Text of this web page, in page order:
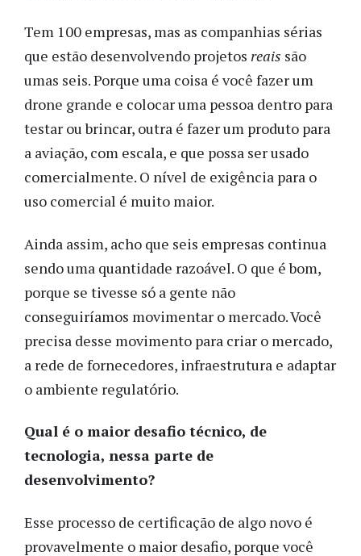
Tem 100 empresas, mas as companhias sérias
que estão desenvolvendo projetos reais são
umas seis. Porque uma coisa é você fazer um
drone grande e colocar uma pessoa dentro para
testar ou brincar, outra é fazer um produto para
a aviação, com escala, e que possa ser usado
comercialmente. O nível de exigência para o
uso comercial é muito maior.
Ainda assim, acho que seis empresas continua
sendo uma quantidade razoável. O que é bom,
porque se tivesse só a gente não
conseguiríamos movimentar o mercado. Você
precisa desse movimento para criar o mercado,
a rede de fornecedores, infraestrutura e adaptar
o ambiente regulatório.
Qual é o maior desafio técnico, de
tecnologia, nessa parte de
desenvolvimento?
Esse processo de certificação de algo novo é
provavelmente o maior desafio, porque você